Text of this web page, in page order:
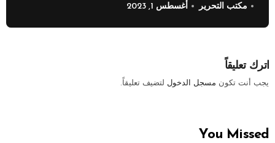
مكتب التحرير أغسطس 1, 2023
اترك تعليقاً
يجب أنت تكون مسجل الدخول لتضيف تعليقاً.
You Missed